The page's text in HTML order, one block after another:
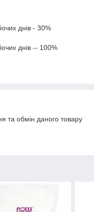
днів - 30%
днів -- 100%
та обмін даного товару